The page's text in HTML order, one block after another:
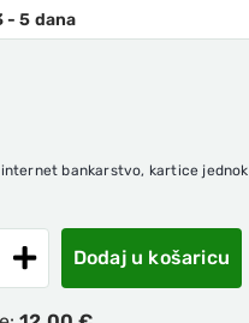
- 5 dana
bankarstvo, kartice
Dodaj u košaricu